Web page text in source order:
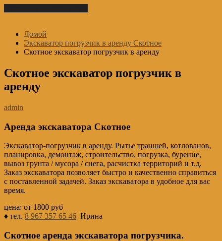
Домой
Экскаватор погрузчик в аренду Скотное
Скотное экскаватор погрузчик в аренду
Скотное экскаватор погрузчик в
аренду
admin
Аренда экскаватора Скотное
Экскаватор-погрузчик в аренду. Рытье траншей, котлованов,
планировка, демонтаж, строительство, погрузка, бурение,
вывоз грунта / мусора / снега, расчистка территорий и т.д.
Заказ экскаватора позволяет быстро и качественно справиться
с поставленной задачей. Заказ экскаватора в удобное для вас
время.
цена: от 1800 руб
♦ тел. 8 967 357 65 46 Ирина
Скотное аренда экскаватора погрузчика.